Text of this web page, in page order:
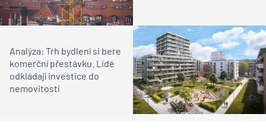
Analýza: Trh bydlení si bere
komerční přestávku. Lidé
odkládají investice do
nemovitostí